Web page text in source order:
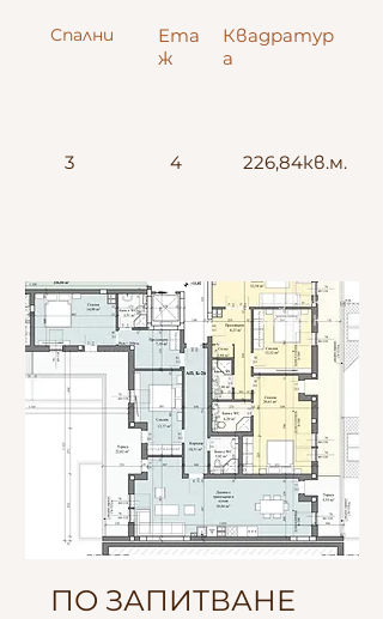
Спални
Ета
ж
Квадратур
а
3 4 226,84кв.м.
Изток-
Запад-Юг
ПО ЗАПИТВАНЕ